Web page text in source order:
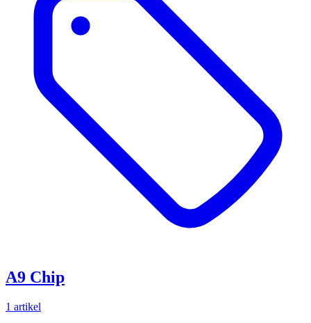
A9 Chip
1 artikel